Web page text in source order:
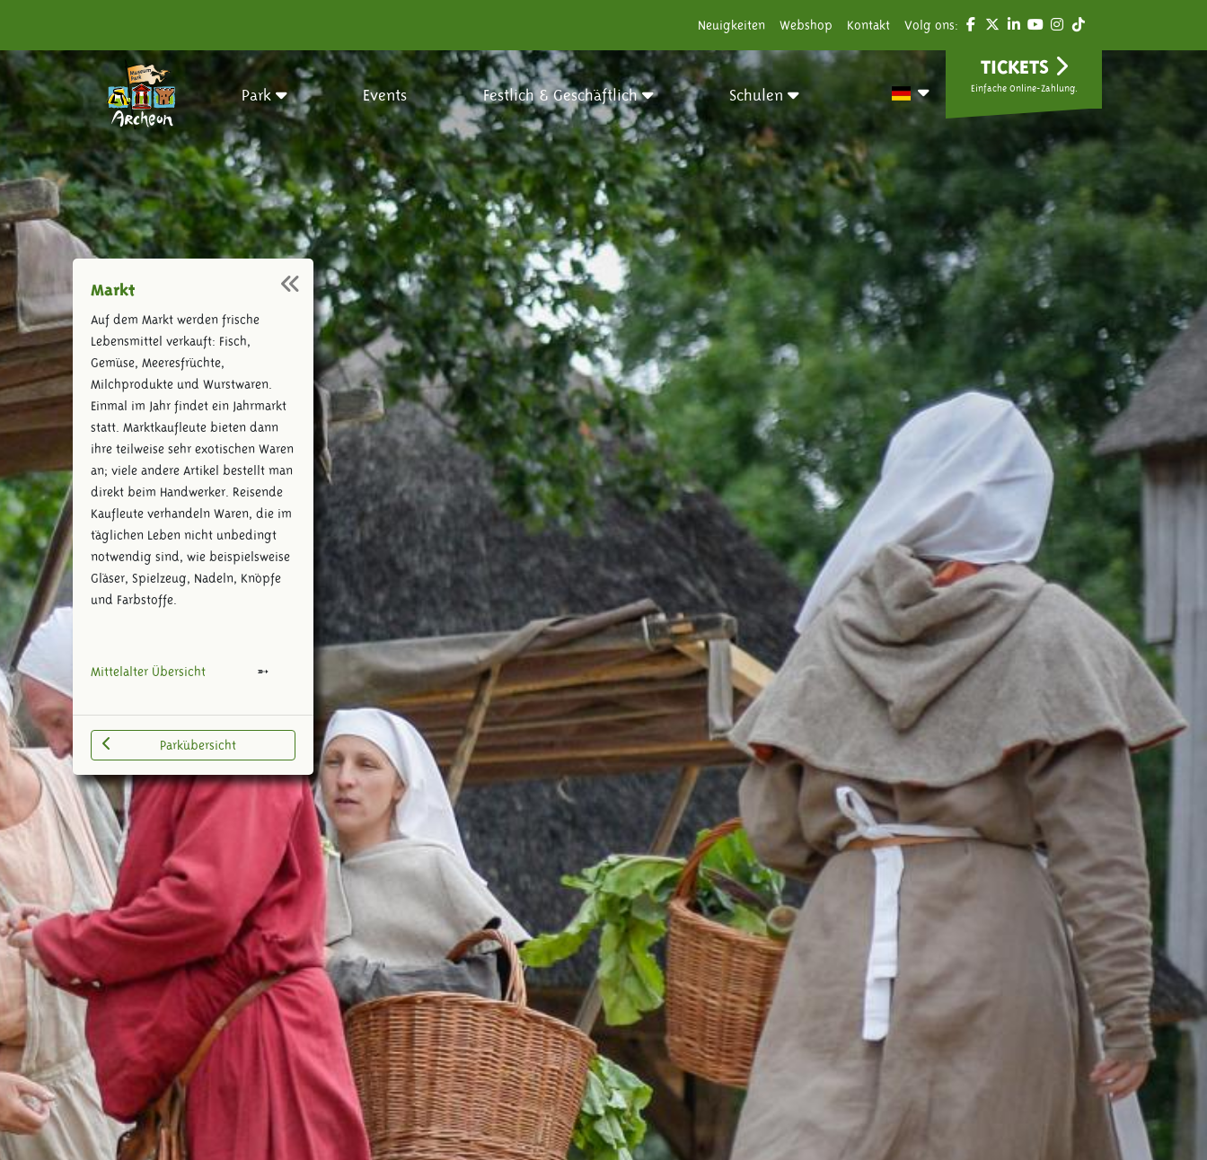
Neuigkeiten Webshop Kontakt Volg ons:
Park Events Festlich & Geschäftlich Schulen
TICKETS
Einfache Online-Zahlung.
Markt
Auf dem Markt werden frische
Lebensmittel verkauft: Fisch,
Gemüse, Meeresfrüchte,
Milchprodukte und Wurstwaren.
Einmal im Jahr findet ein Jahrmarkt
statt. Marktkaufleute bieten dann
ihre teilweise sehr exotischen Waren
an; viele andere Artikel bestellt man
direkt beim Handwerker. Reisende
Kaufleute verhandeln Waren, die im
täglichen Leben nicht unbedingt
notwendig sind, wie beispielsweise
Gläser, Spielzeug, Nadeln, Knöpfe
und Farbstoffe.
Mittelalter Übersicht
Parkübersicht